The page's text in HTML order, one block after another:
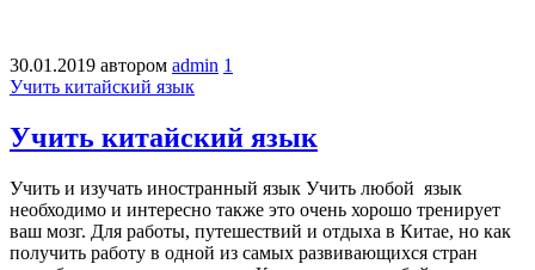
30.01.2019 автором admin 1
Учить китайский язык
Учить китайский язык
Учить и изучать иностранный язык Учить любой язык
необходимо и интересно также это очень хорошо тренирует
ваш мозг. Для работы, путешествий и отдыха в Китае, но как
получить работу в одной из самых развивающихся стран